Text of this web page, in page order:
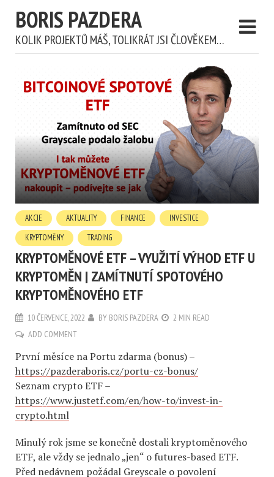
BORIS PAZDERA
KOLIK PROJEKTŮ MÁŠ, TOLIKRÁT JSI ČLOVĚKEM…
AKCIE AKTUALITY FINANCE
INVESTICE
KRYPTOMĚNY
TRADING
KRYPTOMĚNOVÉ ETF – VYUŽITÍ VÝHOD ETF U
KRYPTOMĚN | ZAMÍTNUTÍ SPOTOVÉHO
KRYPTOMĚNOVÉHO ETF
10 ČERVENCE, 2022 BY BORIS PAZDERA
2 MIN READ
ADD COMMENT
První měsíce na Portu zdarma (bonus) –
https://pazderaboris.cz/portu-cz-bonus/
Seznam crypto ETF –
https://www.justetf.com/en/how-to/invest-in-
crypto.html
Minulý rok jsme se konečně dostali kryptoměnového
ETF, ale vždy se jednalo „jen“ o futures-based ETF.
Před nedávnem požádal Greyscale o povolení